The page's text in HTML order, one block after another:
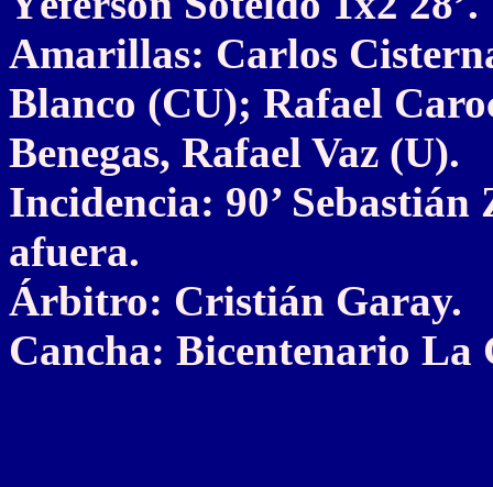
Amarillas: Carlos
Blanco (CU); Rafael
Benegas, Rafael Vaz (U).
Incidencia: 90’
afuera.
Árbitro: Cristián Garay.
Cancha: Bicentenario